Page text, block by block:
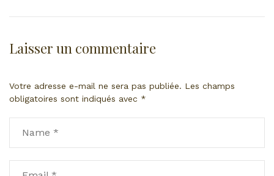
m
m
Laisser un commentaire
Votre adresse e-mail ne sera pas publiée. Les champs
obligatoires sont indiqués avec *